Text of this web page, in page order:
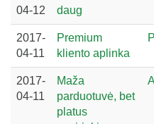
04-12
daug
2017-
04-11
Premium
kliento aplinka
2017-
04-11
Maža
parduotuvė, bet
platus